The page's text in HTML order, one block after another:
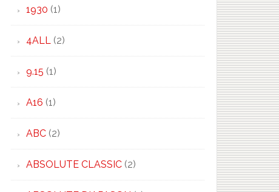
1930(1)
4ALL(2)
9.15(1)
A16(1)
ABC(2)
ABSOLUTE CLASSIC(2)